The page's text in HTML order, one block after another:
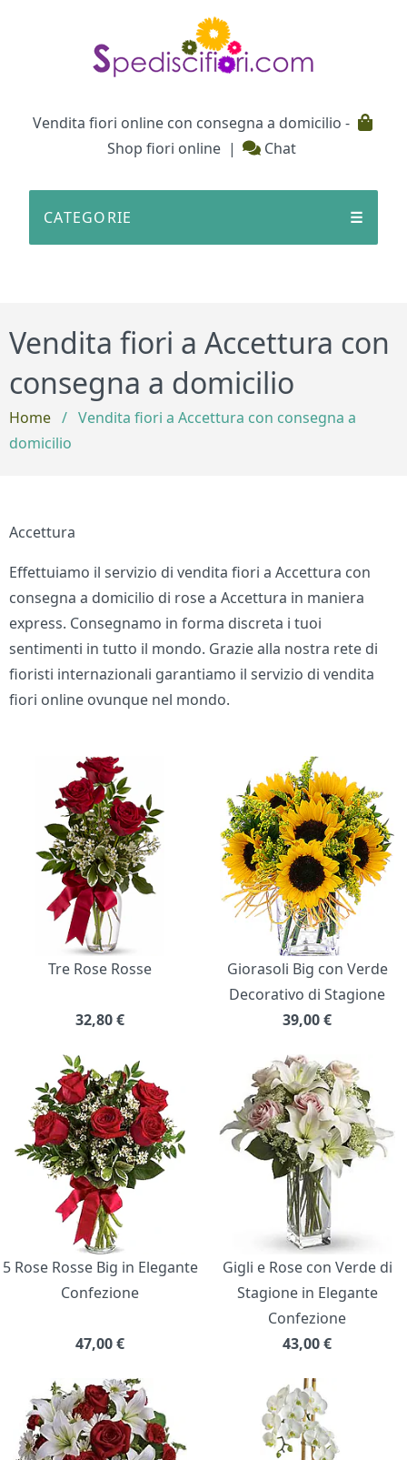
Vendita fiori online con consegna a domicilio -
Shop fiori online | Chat
CATEGORIE ☰
Vendita fiori a Accettura con
consegna a domicilio
Home / Vendita fiori a Accettura con consegna a
domicilio
Accettura
Effettuiamo il servizio di vendita fiori a Accettura con
consegna a domicilio di rose a Accettura in maniera
express. Consegnamo in forma discreta i tuoi
sentimenti in tutto il mondo. Grazie alla nostra rete di
fioristi internazionali garantiamo il servizio di vendita
fiori online ovunque nel mondo.
Bouquet di fiori
Tre Rose Rosse
32,80€
Giorasoli Big con Verde
Decorativo di Stagione
39,00€
5 Rose Rosse Big in Elegante
Confezione
47,00€
Gigli e Rose con Verde di
Stagione in Elegante
Confezione
43,00€